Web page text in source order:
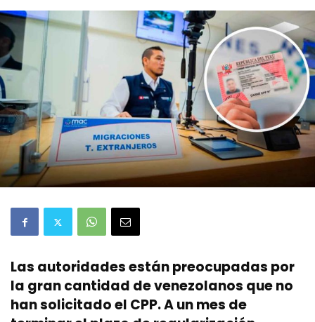
Las autoridades están preocupadas por
la gran cantidad de venezolanos que no
han solicitado el CPP. A un mes de